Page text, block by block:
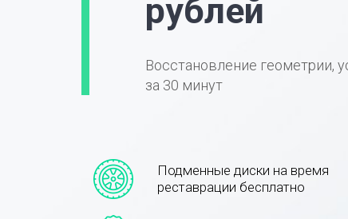
рублей
Восстановление геометрии,
за 30 минут
Подменные диски на время
реставрации бесплатно